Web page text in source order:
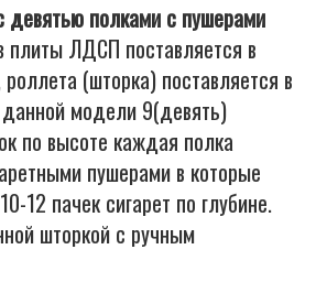
девятью полками с пушерами
плиты ЛДСП поставляется в
(шторка) поставляется в
модели 9(девять)
по высоте каждая полка
пушерами в которые
12 пачек сигарет по глубине.
шторкой с ручным